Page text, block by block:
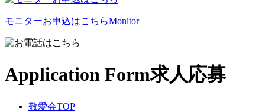
モニターお申込はこちらMonitor
Application Form求人応募
敬愛会TOP